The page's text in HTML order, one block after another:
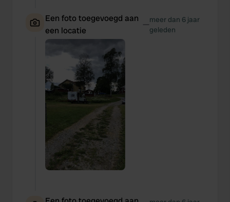
Een foto toegevoegd aan
een locatie
—meer dan 6 jaar
geleden